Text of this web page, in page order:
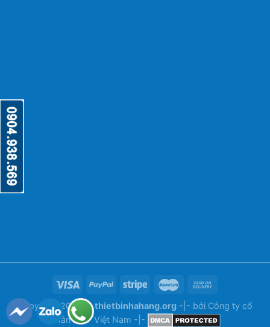
Copyright 2026 ©thietbinhahang.org -|- bởi Công ty cổ
phần ANY Việt Nam -|-